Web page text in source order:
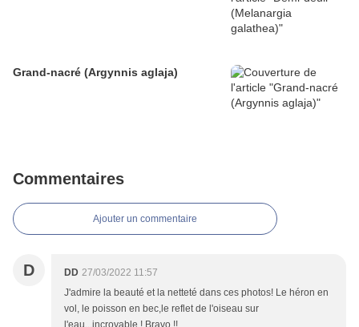
Grand-nacré (Argynnis aglaja)
Commentaires
Ajouter un commentaire
D DD 27/03/2022 11:57
J'admire la beauté et la netteté dans ces photos! Le héron en
vol, le poisson en bec,le reflet de l'oiseau sur
l'eau...incroyable ! Bravo !!